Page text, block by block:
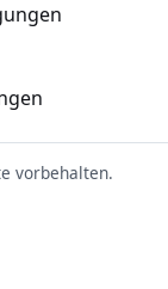
vorbehalten.